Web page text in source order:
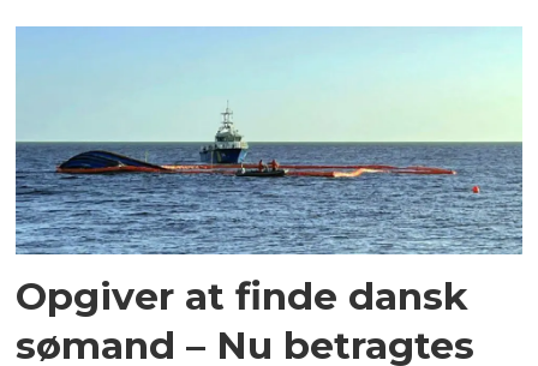
Opgiver at finde dansk
sømand – Nu betragtes